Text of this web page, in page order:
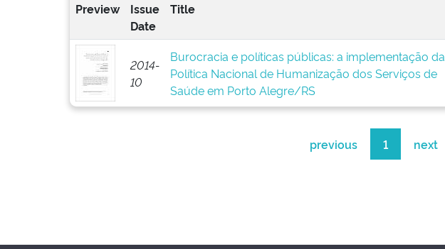
Preview
Issue
Date
Title
2014-
10
Burocracia e políticas públicas: a implementação da
Política Nacional de Humanização dos Serviços de
Saúde em Porto Alegre/RS
previous 1 next